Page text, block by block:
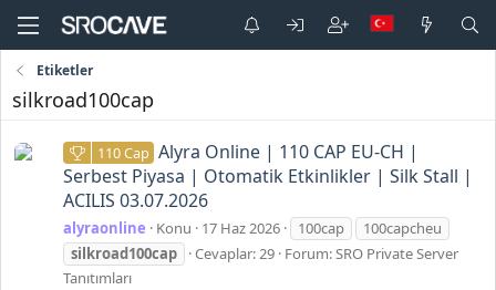
Etiketler
silkroad100cap
110 Cap Alyra Online | 110 CAP EU-CH |
Serbest Piyasa | Otomatik Etkinlikler | Silk Stall |
ACILIS 03.07.2026
alyraonline Konu 17 Haz 2026 100cap
100capcheu
silkroad100cap
Cevaplar: 29 Forum:SRO Private Server
Tanıtımları